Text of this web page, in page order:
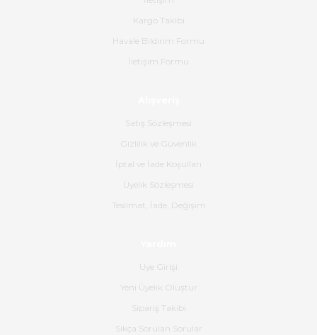
Ürünün kodu XDR-240e-24 yeni
Gerçekten harika ve etkileyici
Hızlı bir şekilde elimize ulaştı
Kargo Takibi
Havale Bildirim Formu
İletişim Formu
Satış Sözleşmesi
Gizlilik ve Güvenlik
İptal ve İade Koşulları
Üyelik Sözleşmesi
Teslimat, İade, Değişim
Üye Girişi
Yeni Üyelik Oluştur
Sipariş Takibi
Sıkça Sorulan Sorular